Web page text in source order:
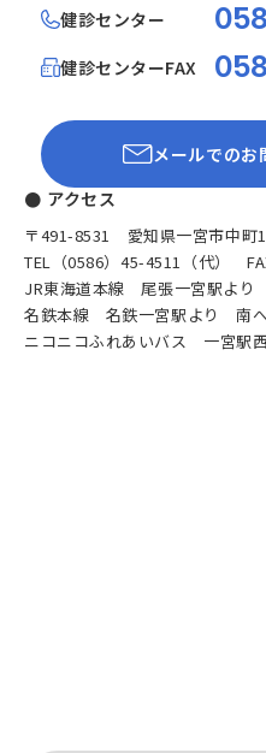
健診センター
健診センターFAX
メールでのお
● アクセス
〒491-8531 愛知県一宮市中町
TEL（0586）45-4511（代）
JR東海道本線 尾張一宮駅より
名鉄本線 名鉄一宮駅より 南
ニコニコふれあいバス 一宮駅